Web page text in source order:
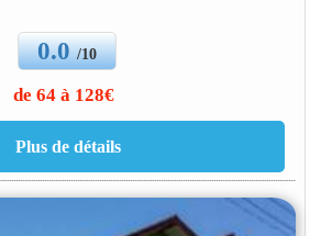
0.0/10
de 64 à 128€